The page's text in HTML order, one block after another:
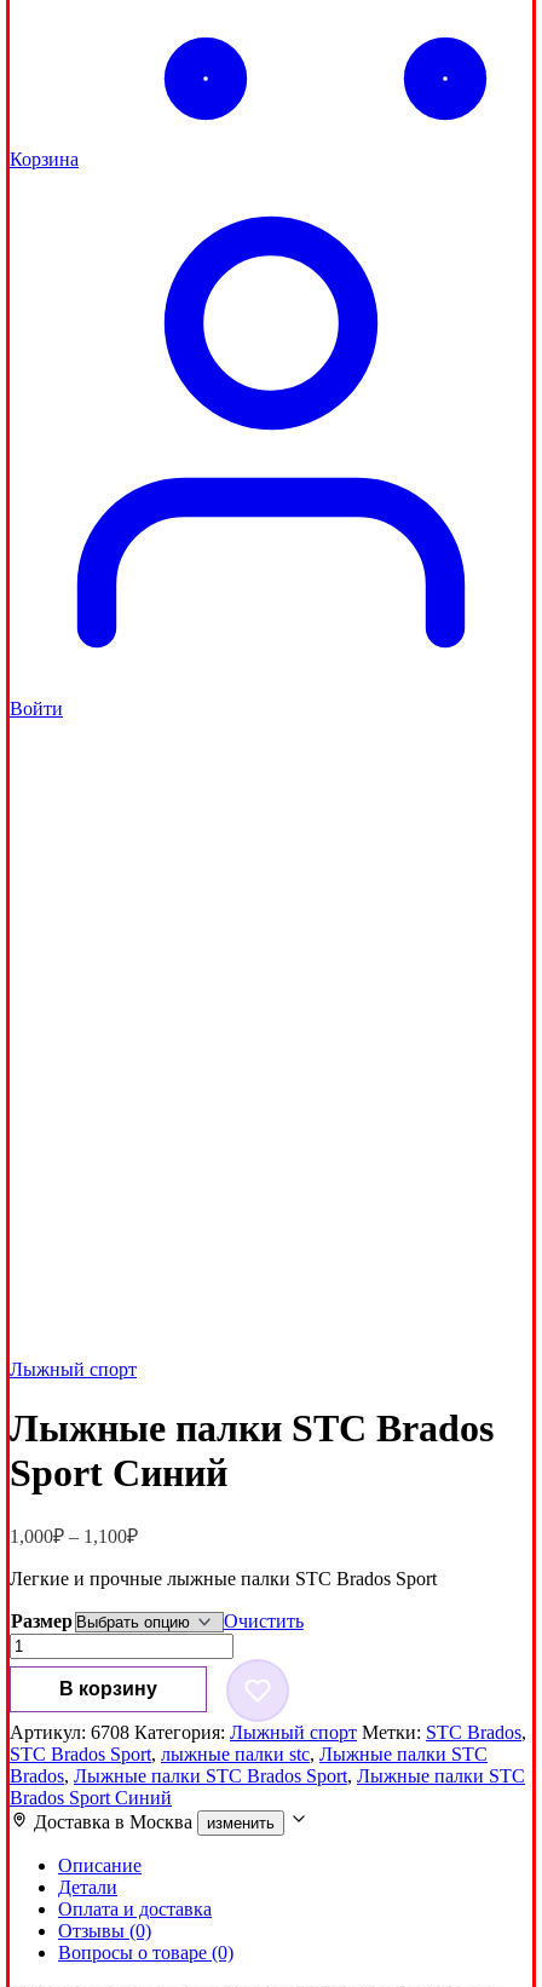
Корзина
Войти
Лыжный спорт
Лыжные палки STC Brados
Sport Синий
1,000₽ – 1,100₽Диапазон
1,000₽
1,100₽
Легкие и прочные лыжные палки STC Brados Sport
Размер
Очистить
Количество
товара
Лыжные
палки
STC
Brados
Sport
Синий
В корзину
Артикул: 6708 Категория: Лыжный спорт Метки: STC Brados,
STC Brados Sport, лыжные палки stc, Лыжные палки STC
Brados, Лыжные палки STC Brados Sport, Лыжные палки STC
Brados Sport Синий
Доставка в Москва изменить
Описание
Детали
Оплата и доставка
Отзывы (0)
Вопросы о товаре (0)